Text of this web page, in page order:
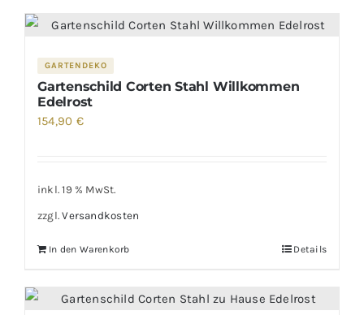
GARTENDEKO
Gartenschild Corten Stahl Willkommen
Edelrost
154,90 €
inkl. 19 % MwSt.
zzgl.Versandkosten
In den Warenkorb Details